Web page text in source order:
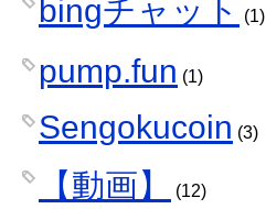
bingチャット (1)
pump.fun (1)
Sengokucoin (3)
【動画】 (12)